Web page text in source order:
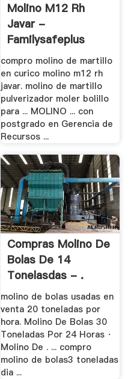
Molino M12 Rh
Javar -
Familysafeplus
compro molino de martillo
en curico molino m12 rh
javar. molino de martillo
pulverizador moler bolillo
para ... MOLINO ... con
postgrado en Gerencia de
Recursos ...
Compras Molino De
Bolas De 14
Tonelasdas - .
molino de bolas usadas en
venta 20 toneladas por
hora. Molino De Bolas 30
Toneladas Por 24 Horas ·
Molino De . ... compro
molino de bolas3 toneladas
dia ...